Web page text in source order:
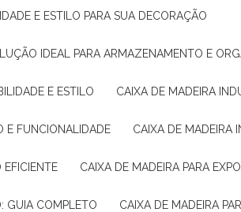
E ESTILO PARA SUA DECORAÇÃO
IDEAL PARA ARMAZENAMENTO E
E ESTILO CAIXA DE MADEIRA
E FUNCIONALIDADE CAIXA DE
EFICIENTE CAIXA DE MADEIRA PARA
GUIA COMPLETO CAIXA DE MADEIRA